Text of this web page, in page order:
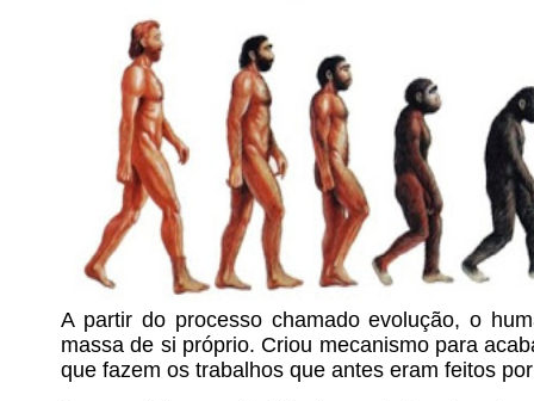
A partir do processo chamado evolução, o
massa de si próprio. Criou mecanismo para
que fazem os trabalhos que antes eram feitos